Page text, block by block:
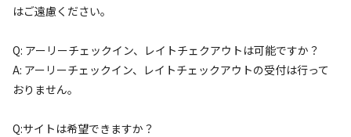
はご遠慮ください。
Q: アーリーチェックイン、レイトチェクアウトは可能ですか？
A: アーリーチェックイン、レイトチェックアウトの受付は行って
おりません。
Q:サイトは希望できますか？